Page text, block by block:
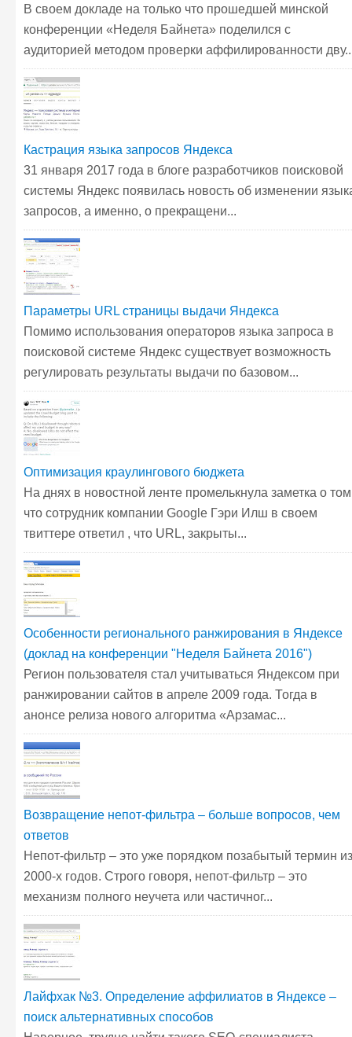
В своем докладе на только что прошедшей минской
конференции «Неделя Байнета» поделился с
аудиторией методом проверки аффилированности
Кастрация языка запросов Яндекса
31 января 2017 года в блоге разработчиков поисковой
системы Яндекс появилась новость об изменении
запросов, а именно, о прекращени...
Параметры URL страницы выдачи Яндекса
Помимо использования операторов языка запроса в
поисковой системе Яндекс существует возможность
регулировать результаты выдачи по базовом...
Оптимизация краулингового бюджета
На днях в новостной ленте промелькнула заметка о
что сотрудник компании Google Гэри Илш в своем
твиттере ответил , что URL, закрыты...
Особенности регионального ранжирования в Яндексе
(доклад на конференции "Неделя Байнета 2016")
Регион пользователя стал учитываться Яндексом при
ранжировании сайтов в апреле 2009 года. Тогда в
анонсе релиза нового алгоритма «Арзамас...
Возвращение непот-фильтра – больше вопросов, чем
ответов
Непот-фильтр – это уже порядком позабытый термин из
2000-х годов. Строго говоря, непот-фильтр – это
механизм полного неучета или частичног...
Лайфхак №3. Определение аффилиатов в Яндексе –
поиск альтернативных способов